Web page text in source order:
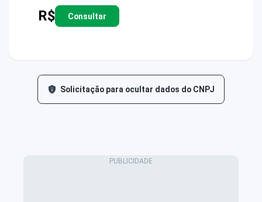
R$ Consultar
Solicitação para ocultar dados do CNPJ